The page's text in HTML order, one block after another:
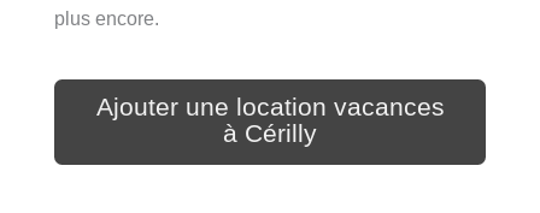
plus encore.
Ajouter une location vacances
à Cérilly